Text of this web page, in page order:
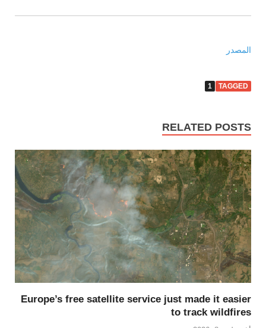
المصدر
TAGGED
1
RELATED POSTS
Europe’s free satellite service just made it easier
to track wildfires